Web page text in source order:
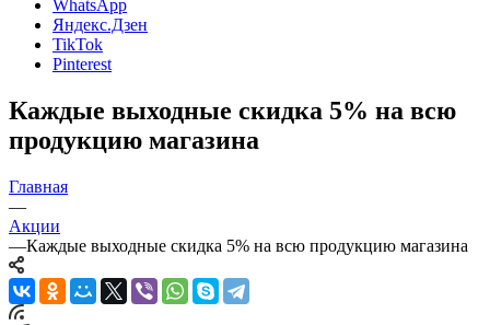
WhatsApp
Яндекс.Дзен
TikTok
Pinterest
Каждые выходные скидка 5% на всю
продукцию магазина
Главная
—
Акции
—Каждые выходные скидка 5% на всю продукцию магазина